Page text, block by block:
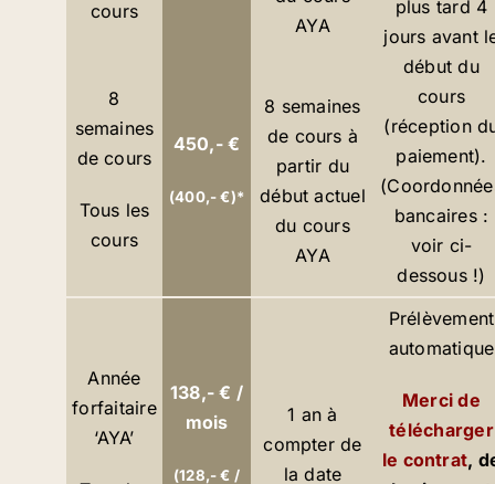
cours
AYA
plus tard 4
jours avant
début du
cours
(réception
paiement).
bancaires :
voir ci-
dessous !)
8
semaines
de cours
Tous les
cours
450,- €
(400,- €)*
8 semaines
de cours à
partir du
début actuel
du cours
AYA
Année
forfaitaire
‘AYA’
138,- € /
mois
(128,- € /
1 an à
compter de
la date
Prélèvement
automatique
Merci de
télécharger
le contrat,